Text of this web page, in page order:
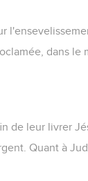
dans le
de leur livrer
Quant à